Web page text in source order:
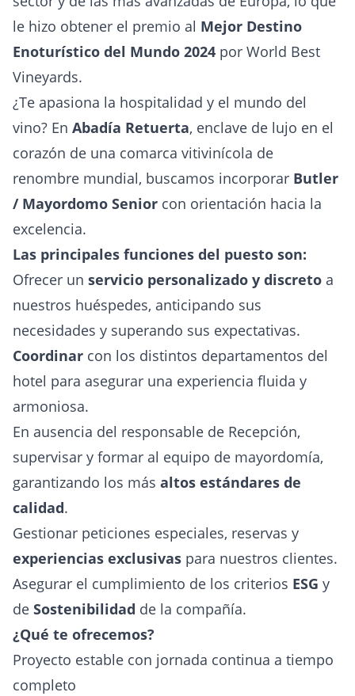
le hizo obtener el premio al Mejor Destino
Enoturístico del Mundo 2024 por World Best
Vineyards.
¿Te apasiona la hospitalidad y el mundo del
vino? En Abadía Retuerta, enclave de lujo en el
corazón de una comarca vitivinícola de
renombre mundial, buscamos incorporar Butler
/ Mayordomo Senior con orientación hacia la
excelencia.
Las principales funciones del puesto son:
Ofrecer un servicio personalizado y discreto a
nuestros huéspedes, anticipando sus
necesidades y superando sus expectativas.
Coordinar con los distintos departamentos del
hotel para asegurar una experiencia fluida y
armoniosa.
En ausencia del responsable de Recepción,
supervisar y formar al equipo de mayordomía,
garantizando los más altos estándares de
calidad.
Gestionar peticiones especiales, reservas y
experiencias exclusivas para nuestros clientes.
Asegurar el cumplimiento de los criterios ESG y
de Sostenibilidad de la compañía.
¿Qué te ofrecemos?
Proyecto estable con jornada continua a tiempo
completo